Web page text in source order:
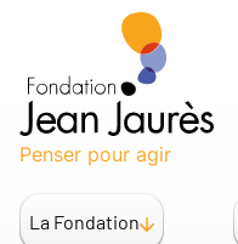
Gestion des traceurs
Penser pour agir
La Fondation